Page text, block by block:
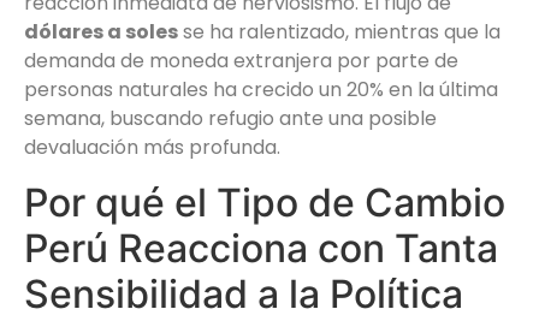
dólares a solesse ha ralentizado, mientras que la
demanda de moneda extranjera por parte de
personas naturales ha crecido un 20% en la última
semana, buscando refugio ante una posible
devaluación más profunda.
Por qué el Tipo de Cambio
Perú Reacciona con Tanta
Sensibilidad a la Política